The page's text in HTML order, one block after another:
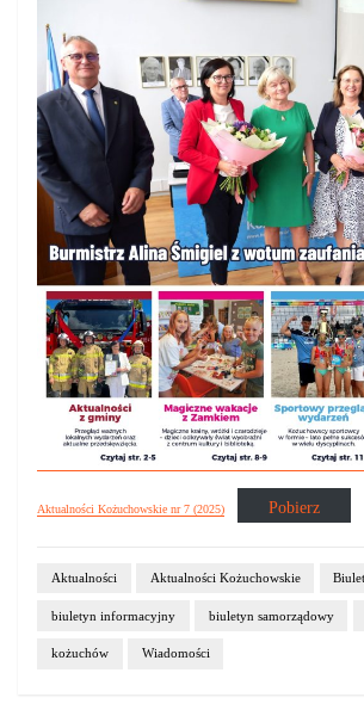
Aktualności Kożuchowskie nr 7 (2025) Pobierz
Aktualności Aktualności Kożuchowskie
biuletyn informacyjny biuletyn samorządowy
kożuchów Wiadomości